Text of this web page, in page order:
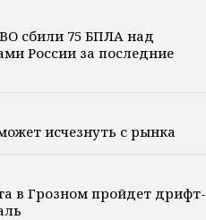
сбили 75 БПЛА над
России за последние
исчезнуть с рынка
в Грозном пройдет дрифт-